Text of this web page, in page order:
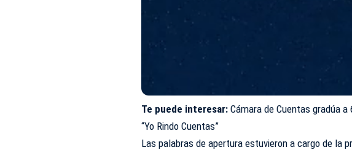
Te puede interesar:Cámara de Cuentas gradúa
“Yo Rindo Cuentas”
Las palabras de apertura estuvieron a cargo de la